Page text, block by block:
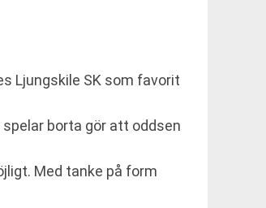
Ljungskile SK som favorit
borta gör att oddsen
Med tanke på form